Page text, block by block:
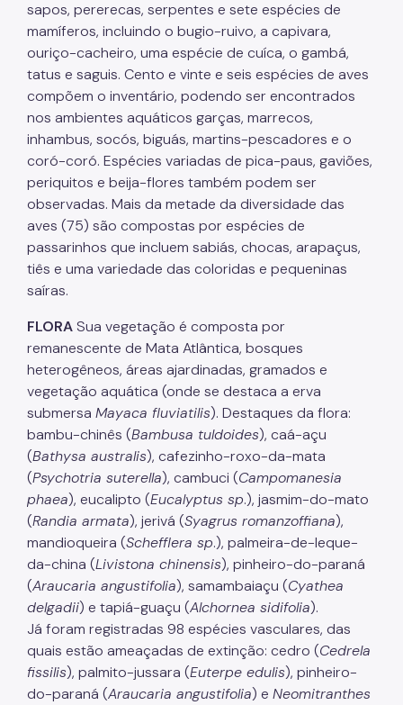
Áreas Protegidas, Áreas Verdes e Espaços Livres
Plano de Ação Climática
Serviços Ambientais
Educação Ambiental
Município VerdeAzul
Resíduos Sólidos
Ouvidoria Geral
sapos, pererecas, serpentes e sete espécies de
mamíferos, incluindo o bugio-ruivo, a capivara,
ouriço-cacheiro, uma espécie de cuíca, o gambá,
tatus e saguis. Cento e vinte e seis espécies de aves
compõem o inventário, podendo ser encontrados
nos ambientes aquáticos garças, marrecos,
inhambus, socós, biguás, martins-pescadores e o
coró-coró. Espécies variadas de pica-paus, gaviões,
periquitos e beija-flores também podem ser
observadas. Mais da metade da diversidade das
aves (75) são compostas por espécies de
passarinhos que incluem sabiás, chocas, arapaçus,
tiês e uma variedade das coloridas e pequeninas
saíras.
FLORA Sua vegetação é composta por
remanescente de Mata Atlântica, bosques
heterogêneos, áreas ajardinadas, gramados e
vegetação aquática (onde se destaca a erva
submersa Mayaca fluviatilis). Destaques da flora:
bambu-chinês (Bambusa tuldoides), caá-açu
(Bathysa australis), cafezinho-roxo-da-mata
(Psychotria suterella), cambuci (Campomanesia
phaea), eucalipto (Eucalyptus sp.), jasmim-do-mato
(Randia armata), jerivá (Syagrus romanzoffiana),
mandioqueira (Schefflera sp.), palmeira-de-leque-
da-china (Livistona chinensis), pinheiro-do-paraná
(Araucaria angustifolia), samambaiaçu (Cyathea
delgadii) e tapiá-guaçu (Alchornea sidifolia).
Já foram registradas 98 espécies vasculares, das
quais estão ameaçadas de extinção: cedro (Cedrela
fissilis), palmito-jussara (Euterpe edulis), pinheiro-
do-paraná (Araucaria angustifolia) e Neomitranthes